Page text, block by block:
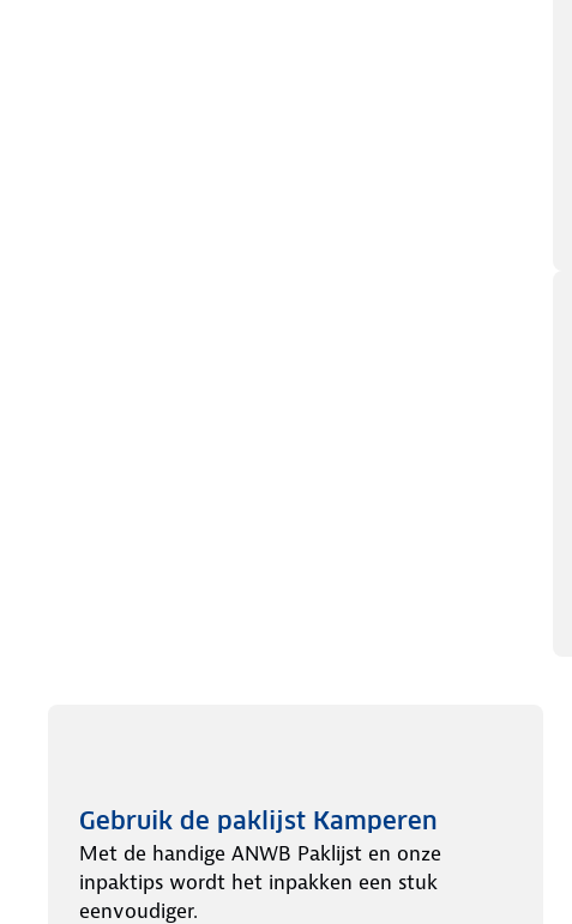
Gebruik de paklijst Kamperen
Met de handige ANWB Paklijst en onze
inpaktips wordt het inpakken een stuk
eenvoudiger.